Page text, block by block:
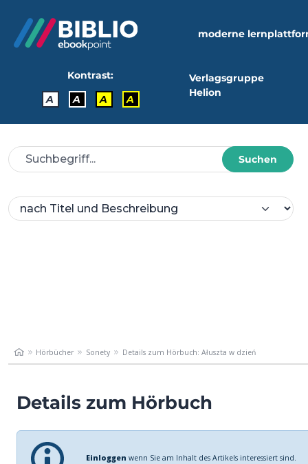
moderne
Kontrast:
A
A A A
Verlagsgruppe
Helion
Suchen
Hörbücher Sonety Details zum Hörbuch: Ałuszta w dzień
Details zum Hörbuch
Einloggen wenn Sie am Inhalt des Artikels interessiert sind.